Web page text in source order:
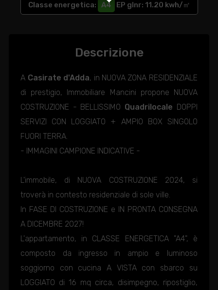
Classe energetica: A4 EP glnr: 11.20 kwh/㎡
Descrizione
A Casirate d'Adda, in NUOVA ZONA RESIDENZIALE
di prestigio, Immobiliare Mancini propone NUOVA
COSTRUZIONE - BELLISSIMO Quadrilocale DOPPI
SERVIZI CON LOGGIATO + AMPIO BOX SINGOLO
FUORI TERRA.
- IMMAGINI CAMPIONE INDICATIVE -
L'immobile, di NUOVA COSTRUZIONE 2024, si
troverà in contesto residenziale di sole ville.
In FASE DI COSTRUZIONE e IN PRONTA CONSEGNA
A DICEMBRE 2027!
L'appartamento, in CLASSE ENERGETICA "A4", è
composto da ingresso in ampio e luminoso
soggiorno con cucina A VISTA con sbarco su
LOGGIATO di 16 mq circa, disimpegno, ripostiglio,